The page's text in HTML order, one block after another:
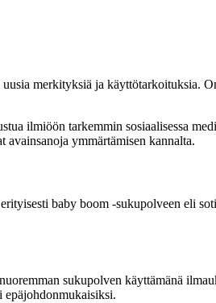
merkityksiä ja käyttötarkoituksia.
ilmiöön tarkemmin sosiaalisessa
ymmärtämisen kannalta.
baby boom -sukupolveen eli
sukupolven käyttämänä
epäjohdonmukaisiksi.